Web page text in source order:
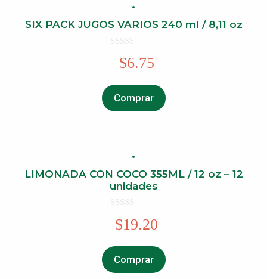
SIX PACK JUGOS VARIOS 240 ml / 8,11 oz
o
$6.75
Comprar
LIMONADA CON COCO 355ML / 12 oz – 12
unidades
o
$19.20
Comprar